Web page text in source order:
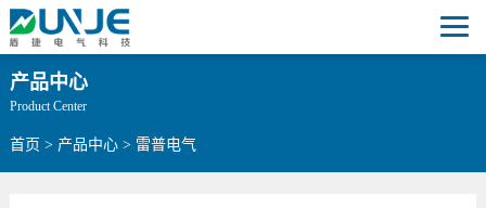
产品中心
Product Center
首页 > 产品中心> 雷普电气